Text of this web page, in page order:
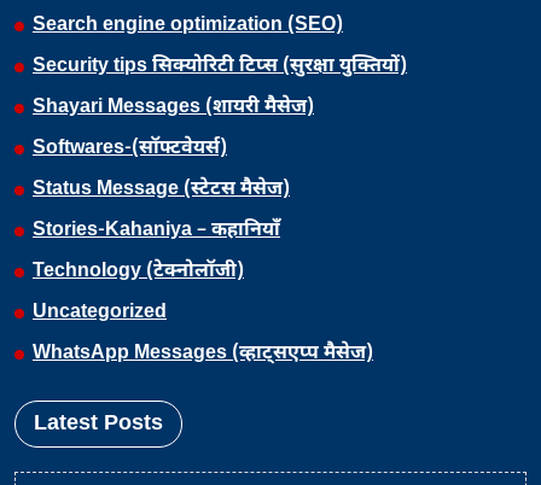
Search engine optimization (SEO)
Security tips सिक्योरिटी टिप्स (सुरक्षा युक्तियों)
Shayari Messages (शायरी मैसेज)
Softwares-(सॉफ्टवेयर्स)
Status Message (स्टेटस मैसेज)
Stories-Kahaniya – कहानियाँ
Technology (टेक्नोलॉजी)
Uncategorized
WhatsApp Messages (व्हाट्सएप्प मैसेज)
Latest Posts